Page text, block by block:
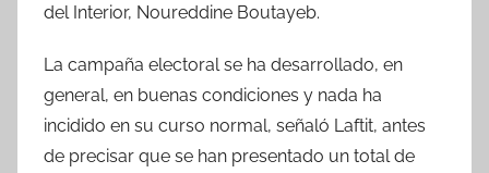
del Interior, Noureddine Boutayeb.
La campaña electoral se ha desarrollado, en
general, en buenas condiciones y nada ha
incidido en su curso normal, señaló Laftit, antes
de precisar que se han presentado un total de